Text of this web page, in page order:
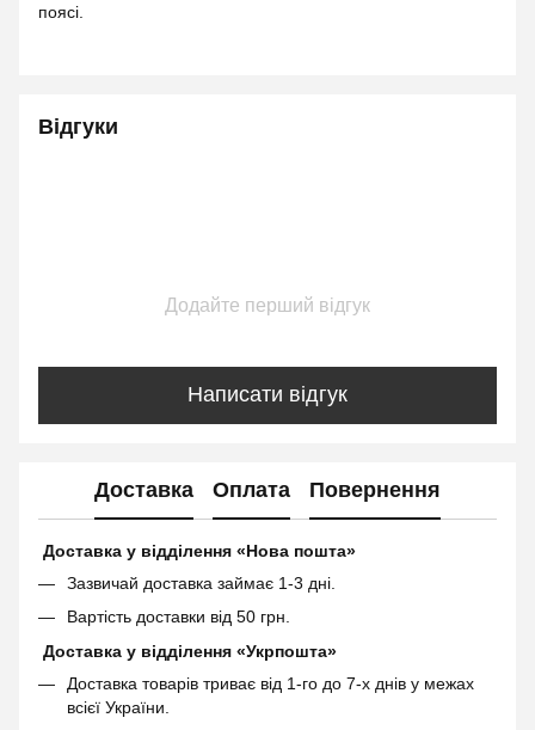
поясі.
Відгуки
Додайте перший відгук
Написати відгук
Доставка Оплата Повернення
Доставка у відділення «Нова пошта»
Зазвичай доставка займає 1-3 дні.
Вартість доставки від 50 грн.
Доставка у відділення «Укрпошта»
Доставка товарів триває від 1-го до 7-х днів у межах
всієї України.